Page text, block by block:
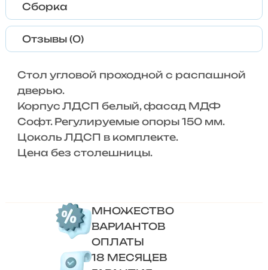
Сборка
Отзывы (0)
Стол угловой проходной с распашной
дверью.
Корпус ЛДСП белый, фасад МДФ
Софт. Регулируемые опоры 150 мм.
Цоколь ЛДСП в комплекте.
Цена без столешницы.
МНОЖЕСТВО
ВАРИАНТОВ
ОПЛАТЫ
18 МЕСЯЦЕВ